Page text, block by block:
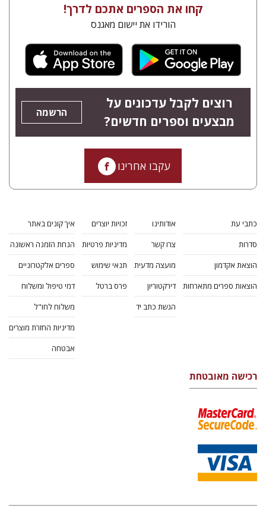
קחו את הספרים אתכם לדרך!
הורידו את יישום מאגנס
רוצים לקבל עדכונים על
מבצעים וספרים חדשים?
הרשמה
עקבו אחרינו
כתבי עת
סדרות
הוצאת אקדמון
הוצאות ספרים מתארחות
אודותינו
צרו קשר
מועצה מדעית
דירקטוריון
הגשת כתב יד
זכויות יוצרים
מדיניות פרטיות
תנאי שימוש
פרס ברטל
איך קונים באתר
הנחת הזמנה ראשונה
ספרים אלקטרוניים
דמי טיפול ומשלוח
משלוח לחו"ל
מדיניות החזרת מוצרים
אבטחה
רכישה מאובטחת